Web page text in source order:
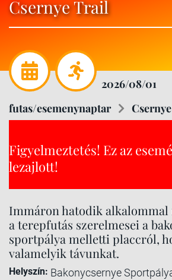
Csernye Trail
2026/08/01
futas/esemenynaptar
Figyelmeztetés! Ez az
lezajlott!
Immáron hatodik
a terepfutás szerelmesei a
sportpálya melletti placcról,
valamelyik távunkat.
Helyszín: Bakonycsernye